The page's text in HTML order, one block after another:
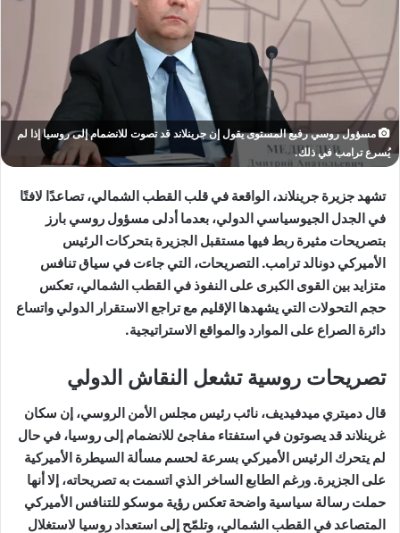
مسؤول روسي رفيع المستوى يقول إن جرينلاند قد تصوت للانضمام إلى روسيا إذا لم
يُسرع ترامب في ذلك.
تشهد جزيرة جرينلاند، الواقعة في قلب القطب الشمالي، تصاعدًا لافتًا
في الجدل الجيوسياسي الدولي، بعدما أدلى مسؤول روسي بارز
بتصريحات مثيرة ربط فيها مستقبل الجزيرة بتحركات الرئيس
الأميركي دونالد ترامب. التصريحات، التي جاءت في سياق تنافس
متزايد بين القوى الكبرى على النفوذ في القطب الشمالي، تعكس
حجم التحولات التي يشهدها الإقليم مع تراجع الاستقرار الدولي واتساع
دائرة الصراع على الموارد والمواقع الاستراتيجية.
تصريحات روسية تشعل النقاش الدولي
قال دميتري ميدفيديف، نائب رئيس مجلس الأمن الروسي، إن سكان
غرينلاند قد يصوتون في استفتاء مفاجئ للانضمام إلى روسيا، في حال
لم يتحرك الرئيس الأميركي بسرعة لحسم مسألة السيطرة الأميركية
على الجزيرة. ورغم الطابع الساخر الذي اتسمت به تصريحاته، إلا أنها
حملت رسالة سياسية واضحة تعكس رؤية موسكو للتنافس الأميركي
المتصاعد في القطب الشمالي، وتلمّح إلى استعداد روسيا لاستغلال